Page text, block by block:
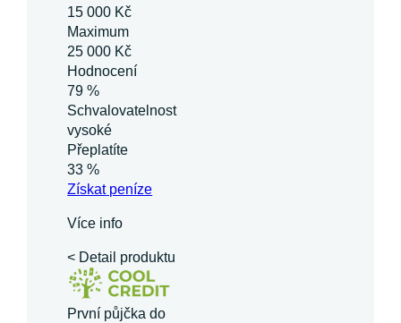
15 000 Kč
Maximum
25 000 Kč
Hodnocení
79 %
Schvalovatelnost
vysoké
Přeplatíte
33 %
Získatpeníze
Více info
< Detail produktu
První půjčka do